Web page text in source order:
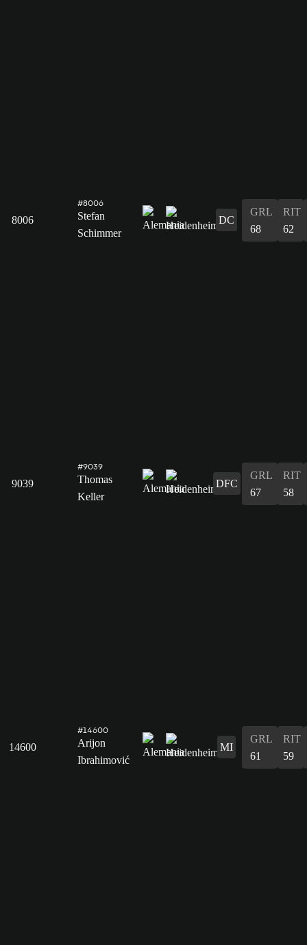
8006
#8006
Stefan
Schimmer
DC
GRL
68
RIT
62
9039
#9039
Thomas
Keller
DFC
GRL
67
RIT
58
14600
#14600
Arijon
Ibrahimović
MI
GRL
61
RIT
59